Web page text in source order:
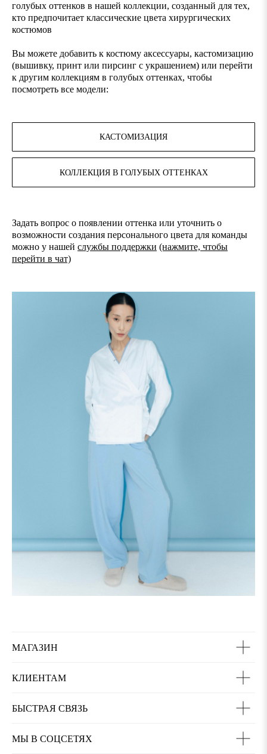
голубых оттенков в нашей коллекции, созданный для тех,
кто предпочитает классические цвета хирургических
костюмов
Вы можете добавить к костюму аксессуары, кастомизацию
(вышивку, принт или пирсинг с украшением) или перейти
к другим коллекциям в голубых оттенках, чтобы
посмотреть все модели:
КАСТОМИЗАЦИЯ
КОЛЛЕКЦИЯ В ГОЛУБЫХ ОТТЕНКАХ
Задать вопрос о появлении оттенка или уточнить о
возможности создания персонального цвета для команды
можно у нашей службы поддержки (нажмите, чтобы
перейти в чат)
МАГАЗИН
КЛИЕНТАМ
БЫСТРАЯ СВЯЗЬ
МЫ В СОЦСЕТЯХ